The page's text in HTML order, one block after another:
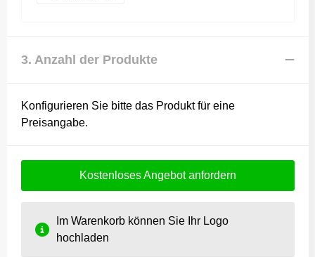
3. Anzahl der Produkte
Konfigurieren Sie bitte das Produkt für eine
Preisangabe.
Kostenloses Angebot anfordern
Im Warenkorb können Sie Ihr Logo
hochladen